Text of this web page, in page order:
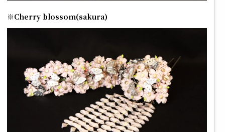
※Cherry blossom(sakura)